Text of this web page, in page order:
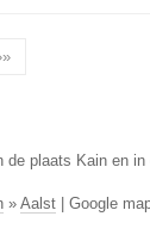
de plaats Kain en
» Aalst| Google